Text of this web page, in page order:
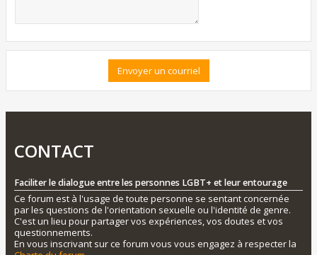
CONTACT
Faciliter le dialogue entre les personnes LGBT+ et leur entourage
Ce forum est à l'usage de toute personne se sentant concernée
par les questions de l'orientation sexuelle ou l'identité de genre.
C'est un lieu pour partager vos expériences, vos doutes et vos
questionnements.
En vous inscrivant sur ce forum vous vous engagez à respecter la